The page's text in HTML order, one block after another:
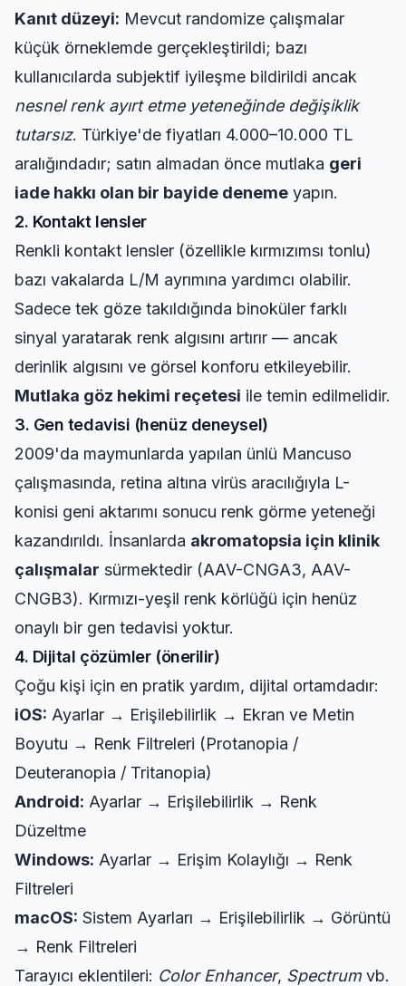
Kanıt düzeyi: Mevcut randomize çalışmalar
küçük örneklemde gerçekleştirildi; bazı
kullanıcılarda subjektif iyileşme bildirildi ancak
nesnel renk ayırt etme yeteneğinde değişiklik
tutarsız. Türkiye'de fiyatları 4.000–10.000 TL
aralığındadır; satın almadan önce mutlaka geri
iade hakkı olan bir bayide deneme yapın.
2. Kontakt lensler
Renkli kontakt lensler (özellikle kırmızımsı tonlu)
bazı vakalarda L/M ayrımına yardımcı olabilir.
Sadece tek göze takıldığında binoküler farklı
sinyal yaratarak renk algısını artırır — ancak
derinlik algısını ve görsel konforu etkileyebilir.
Mutlaka göz hekimi reçetesi ile temin edilmelidir.
3. Gen tedavisi (henüz deneysel)
2009'da maymunlarda yapılan ünlü Mancuso
çalışmasında, retina altına virüs aracılığıyla L-
konisi geni aktarımı sonucu renk görme yeteneği
kazandırıldı. İnsanlarda akromatopsia için klinik
çalışmalar sürmektedir (AAV-CNGA3, AAV-
CNGB3). Kırmızı-yeşil renk körlüğü için henüz
onaylı bir gen tedavisi yoktur.
4. Dijital çözümler (önerilir)
Çoğu kişi için en pratik yardım, dijital ortamdadır:
iOS: Ayarlar → Erişilebilirlik → Ekran ve Metin
Boyutu → Renk Filtreleri (Protanopia /
Deuteranopia / Tritanopia)
Android: Ayarlar → Erişilebilirlik → Renk
Düzeltme
Windows: Ayarlar → Erişim Kolaylığı → Renk
Filtreleri
macOS: Sistem Ayarları → Erişilebilirlik → Görüntü
→ Renk Filtreleri
Tarayıcı eklentileri: Color Enhancer, Spectrumvb.